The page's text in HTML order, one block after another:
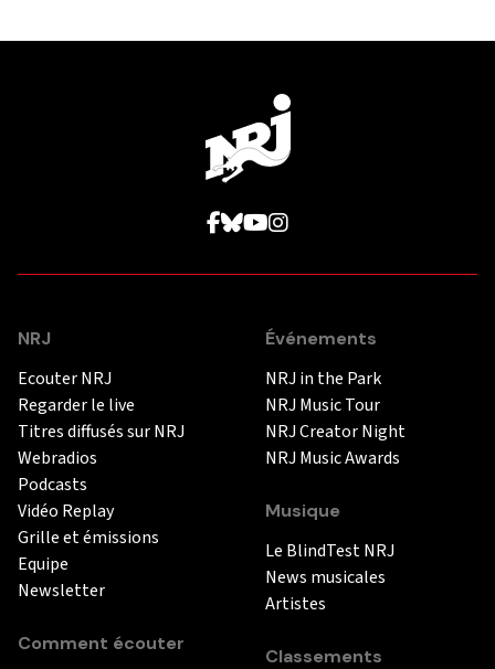
NRJ
Ecouter NRJ
Regarder le live
Titres diffusés sur NRJ
Webradios
Podcasts
Vidéo Replay
Grille et émissions
Equipe
Newsletter
Comment écouter
Événements
NRJ in the Park
NRJ Music Tour
NRJ Creator Night
NRJ Music Awards
Musique
Le BlindTest NRJ
News musicales
Artistes
Classements